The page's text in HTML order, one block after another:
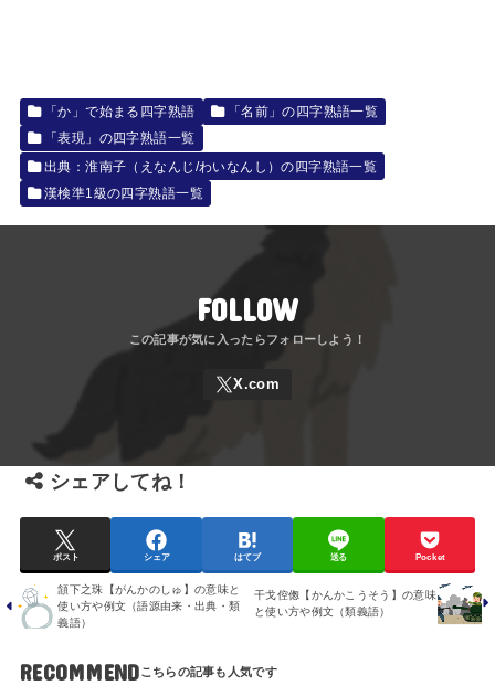
「か」で始まる四字熟語
「名前」の四字熟語一覧
「表現」の四字熟語一覧
出典：淮南子（えなんじ/わいなんし）の四字熟語一覧
漢検準1級の四字熟語一覧
FOLLOW
シェアしてね！
ポスト シェア はてブ 送る Pocket
頷下之珠【がんかのしゅ】の意味と
使い方や例文（語源由来・出典・類
義語）
干戈倥偬【かんかこうそう】の意味
と使い方や例文（類義語）
RECOMMEND